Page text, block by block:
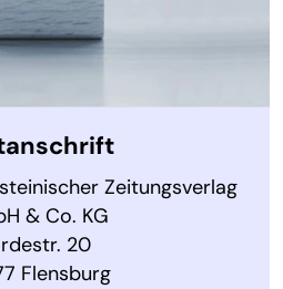
Zeitungsverlag
& Co. KG
20
Flensburg